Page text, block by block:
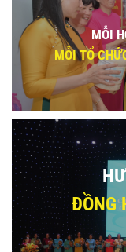
MỖI
MỖI TỔ
ĐỒNG